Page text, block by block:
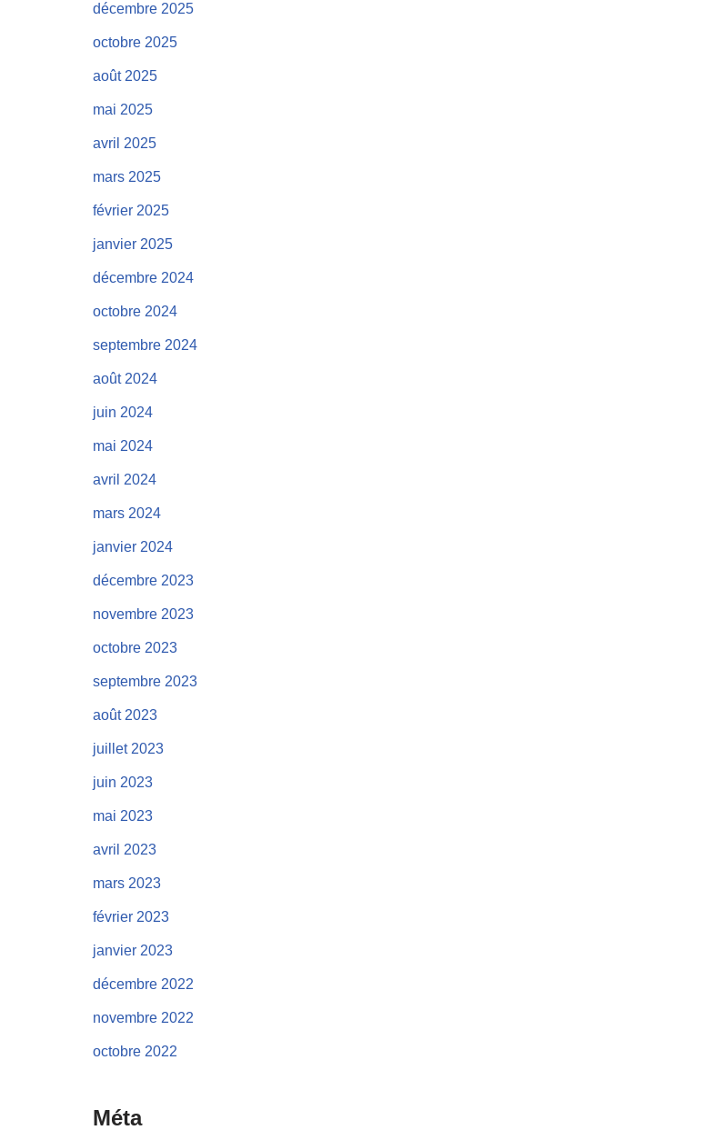
décembre 2025
octobre 2025
août 2025
mai 2025
avril 2025
mars 2025
février 2025
janvier 2025
décembre 2024
octobre 2024
septembre 2024
août 2024
juin 2024
mai 2024
avril 2024
mars 2024
janvier 2024
décembre 2023
novembre 2023
octobre 2023
septembre 2023
août 2023
juillet 2023
juin 2023
mai 2023
avril 2023
mars 2023
février 2023
janvier 2023
décembre 2022
novembre 2022
octobre 2022
Méta